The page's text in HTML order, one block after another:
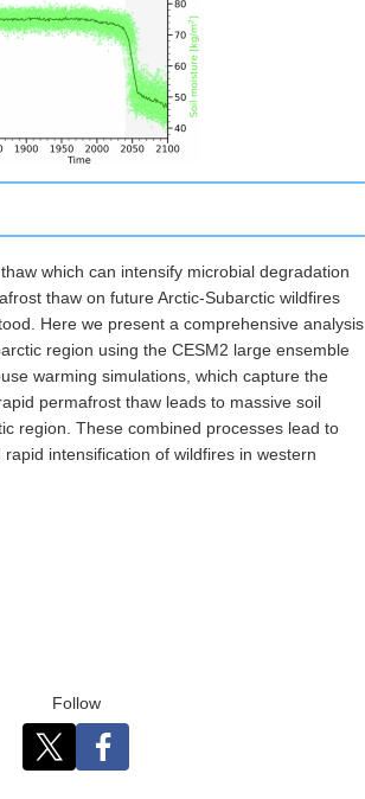
which can intensify microbial degradation
thaw on future Arctic-Subarctic wildfires
Here we present a comprehensive analysis
region using the CESM2 large ensemble
warming simulations, which capture the
permafrost thaw leads to massive soil
region. These combined processes lead to
intensification of wildfires in western
Follow